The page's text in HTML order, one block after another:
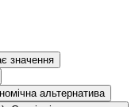
значення
альтернатива